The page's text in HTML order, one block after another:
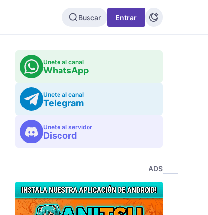
Buscar Entrar
Unete al canal
WhatsApp
Unete al canal
Telegram
Unete al servidor
Discord
ADS